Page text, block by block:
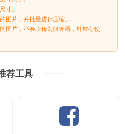
寸。
图片，并批量进行压缩。
图片，不会上传到服务器，可放心使
荐工具